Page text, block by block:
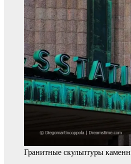
Гранитные скульптуры